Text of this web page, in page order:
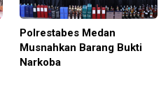
Polrestabes Medan
Musnahkan Barang Bukti
Narkoba